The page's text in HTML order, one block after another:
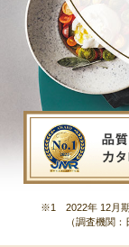
※1
2022年 12月
（調査機関